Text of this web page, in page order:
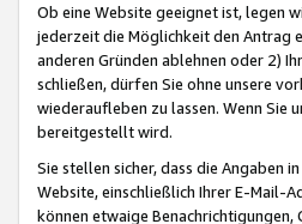
Ob eine Website geeignet ist, legen
jederzeit die Möglichkeit den Antrag
anderen Gründen ablehnen oder 2)
schließen, dürfen Sie ohne unsere
wiederaufleben zu lassen. Wenn
bereitgestellt wird.
Sie stellen sicher, dass die Angaben
Website, einschließlich Ihrer E-Mail-
können etwaige